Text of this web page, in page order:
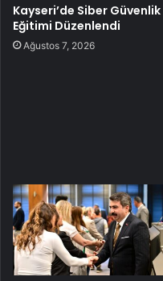
Kayseri’de Siber Güvenlik
Eğitimi Düzenlendi
Ağustos 7, 2026